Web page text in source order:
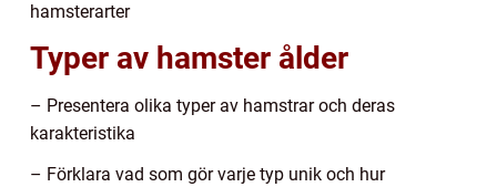
hamsterarter
Typer av hamster ålder
– Presentera olika typer av hamstrar och deras
karakteristika
– Förklara vad som gör varje typ unik och hur